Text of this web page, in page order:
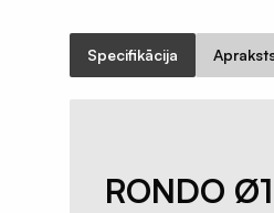
Specifikācija
RONDO